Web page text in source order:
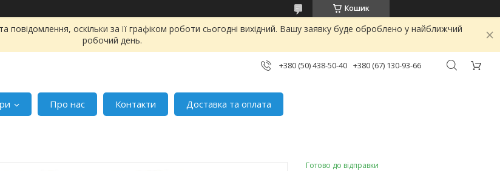
Кошик
оскільки за її графіком роботи сьогодні вихідний. Вашу заявку буде оброблено у найближчий
робочий день.
+380 (50) 438-50-40 +380 (67) 130-93-66
Про нас Контакти Доставка та оплата
Готово до відправки